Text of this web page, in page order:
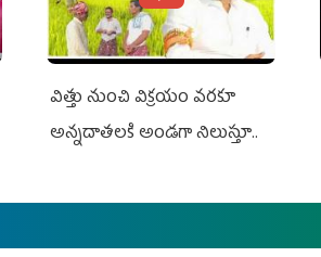
విత్తు నుంచి విక్రయం వరకూ
అన్నదాతలకి అండగా నిలుస్తూ..